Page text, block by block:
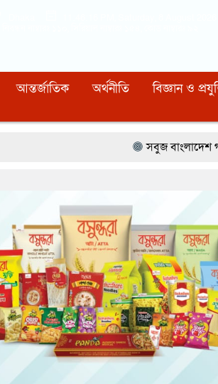
আন্তর্জাতিক অর্থনীতি বিজ্ঞান ও
সবুজ বাংলাদেশ গড়ার প্রত্যয়ে